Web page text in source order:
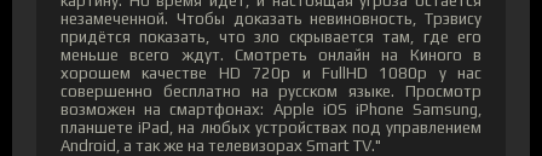
незамеченной. Чтобы доказать невиновность, Трэвису
придётся показать, что зло скрывается там, где его
меньше всего ждут. Смотреть онлайн на Киного в
хорошем качестве HD 720p и FullHD 1080p у нас
совершенно бесплатно на русском языке. Просмотр
возможен на смартфонах: Apple iOS iPhone Samsung,
планшете iPad, на любых устройствах под управлением
Android, а так же на телевизорах Smart TV."